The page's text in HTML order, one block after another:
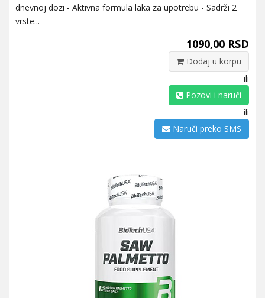
dnevnoj dozi - Aktivna formula laka za upotrebu - Sadrži 2
vrste...
1090,00 RSD
Dodaj u korpu
ili
Pozovi i naruči
ili
Naruči preko SMS